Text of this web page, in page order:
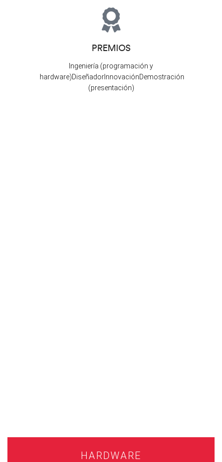
PREMIOS
Ingeniería (programación y
hardware)DiseñadorInnovaciónDemostración
(presentación)
HARDWARE